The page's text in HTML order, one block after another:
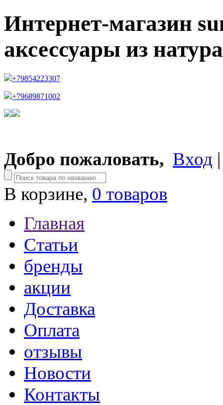
Интернет-магазин
аксессуары из
+79854223307
+79689871002
Добро пожаловать, Вход
В корзине, 0 товаров
Главная
Статьи
бренды
акции
Доставка
Оплата
отзывы
Новости
Контакты